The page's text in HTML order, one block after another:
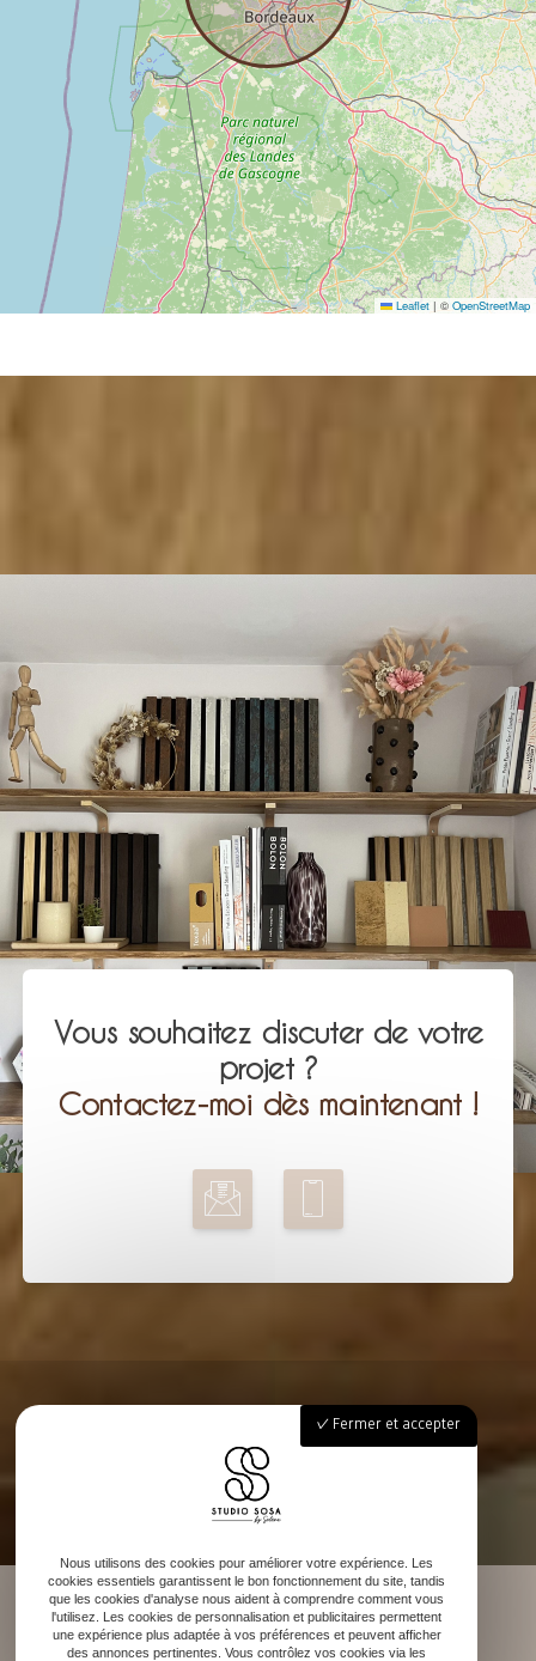
Leaflet | © OpenStreetMap
Vous souhaitez discuter de votre
projet ?
Contactez-moi dès maintenant !
Fermer et accepter
Nous utilisons des cookies pour améliorer votre expérience. Les
cookies essentiels garantissent le bon fonctionnement du site, tandis
que les cookies d'analyse nous aident à comprendre comment vous
l'utilisez. Les cookies de personnalisation et publicitaires permettent
une expérience plus adaptée à vos préférences et peuvent afficher
des annonces pertinentes. Vous contrôlez vos cookies via les